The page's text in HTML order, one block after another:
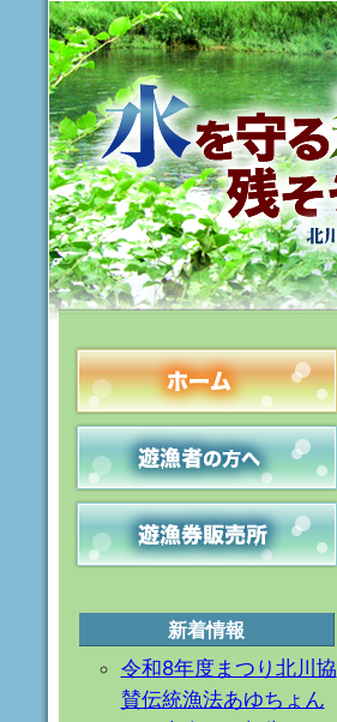
新着情報
令和8年度まつり北川協
賛伝統漁法あゆちょん